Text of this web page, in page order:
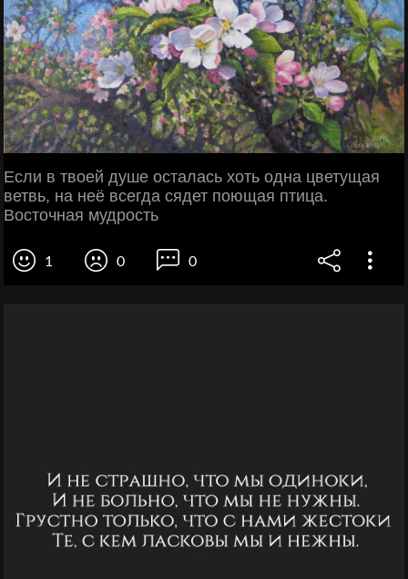
Если в твоей душе осталась хоть одна цветущая
ветвь, на неё всегда сядет поющая птица.
Восточная мудрость
1 0 0